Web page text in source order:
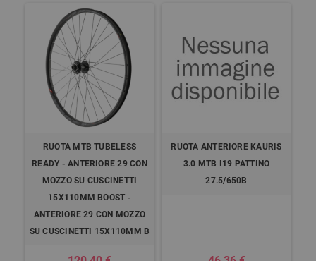
RUOTA MTB TUBELESS
READY - ANTERIORE 29 CON
MOZZO SU CUSCINETTI
15X110MM BOOST -
ANTERIORE 29 CON MOZZO
SU CUSCINETTI 15X110MM B
RUOTA ANTERIORE KAURIS
3.0 MTB I19 PATTINO
27.5/650B